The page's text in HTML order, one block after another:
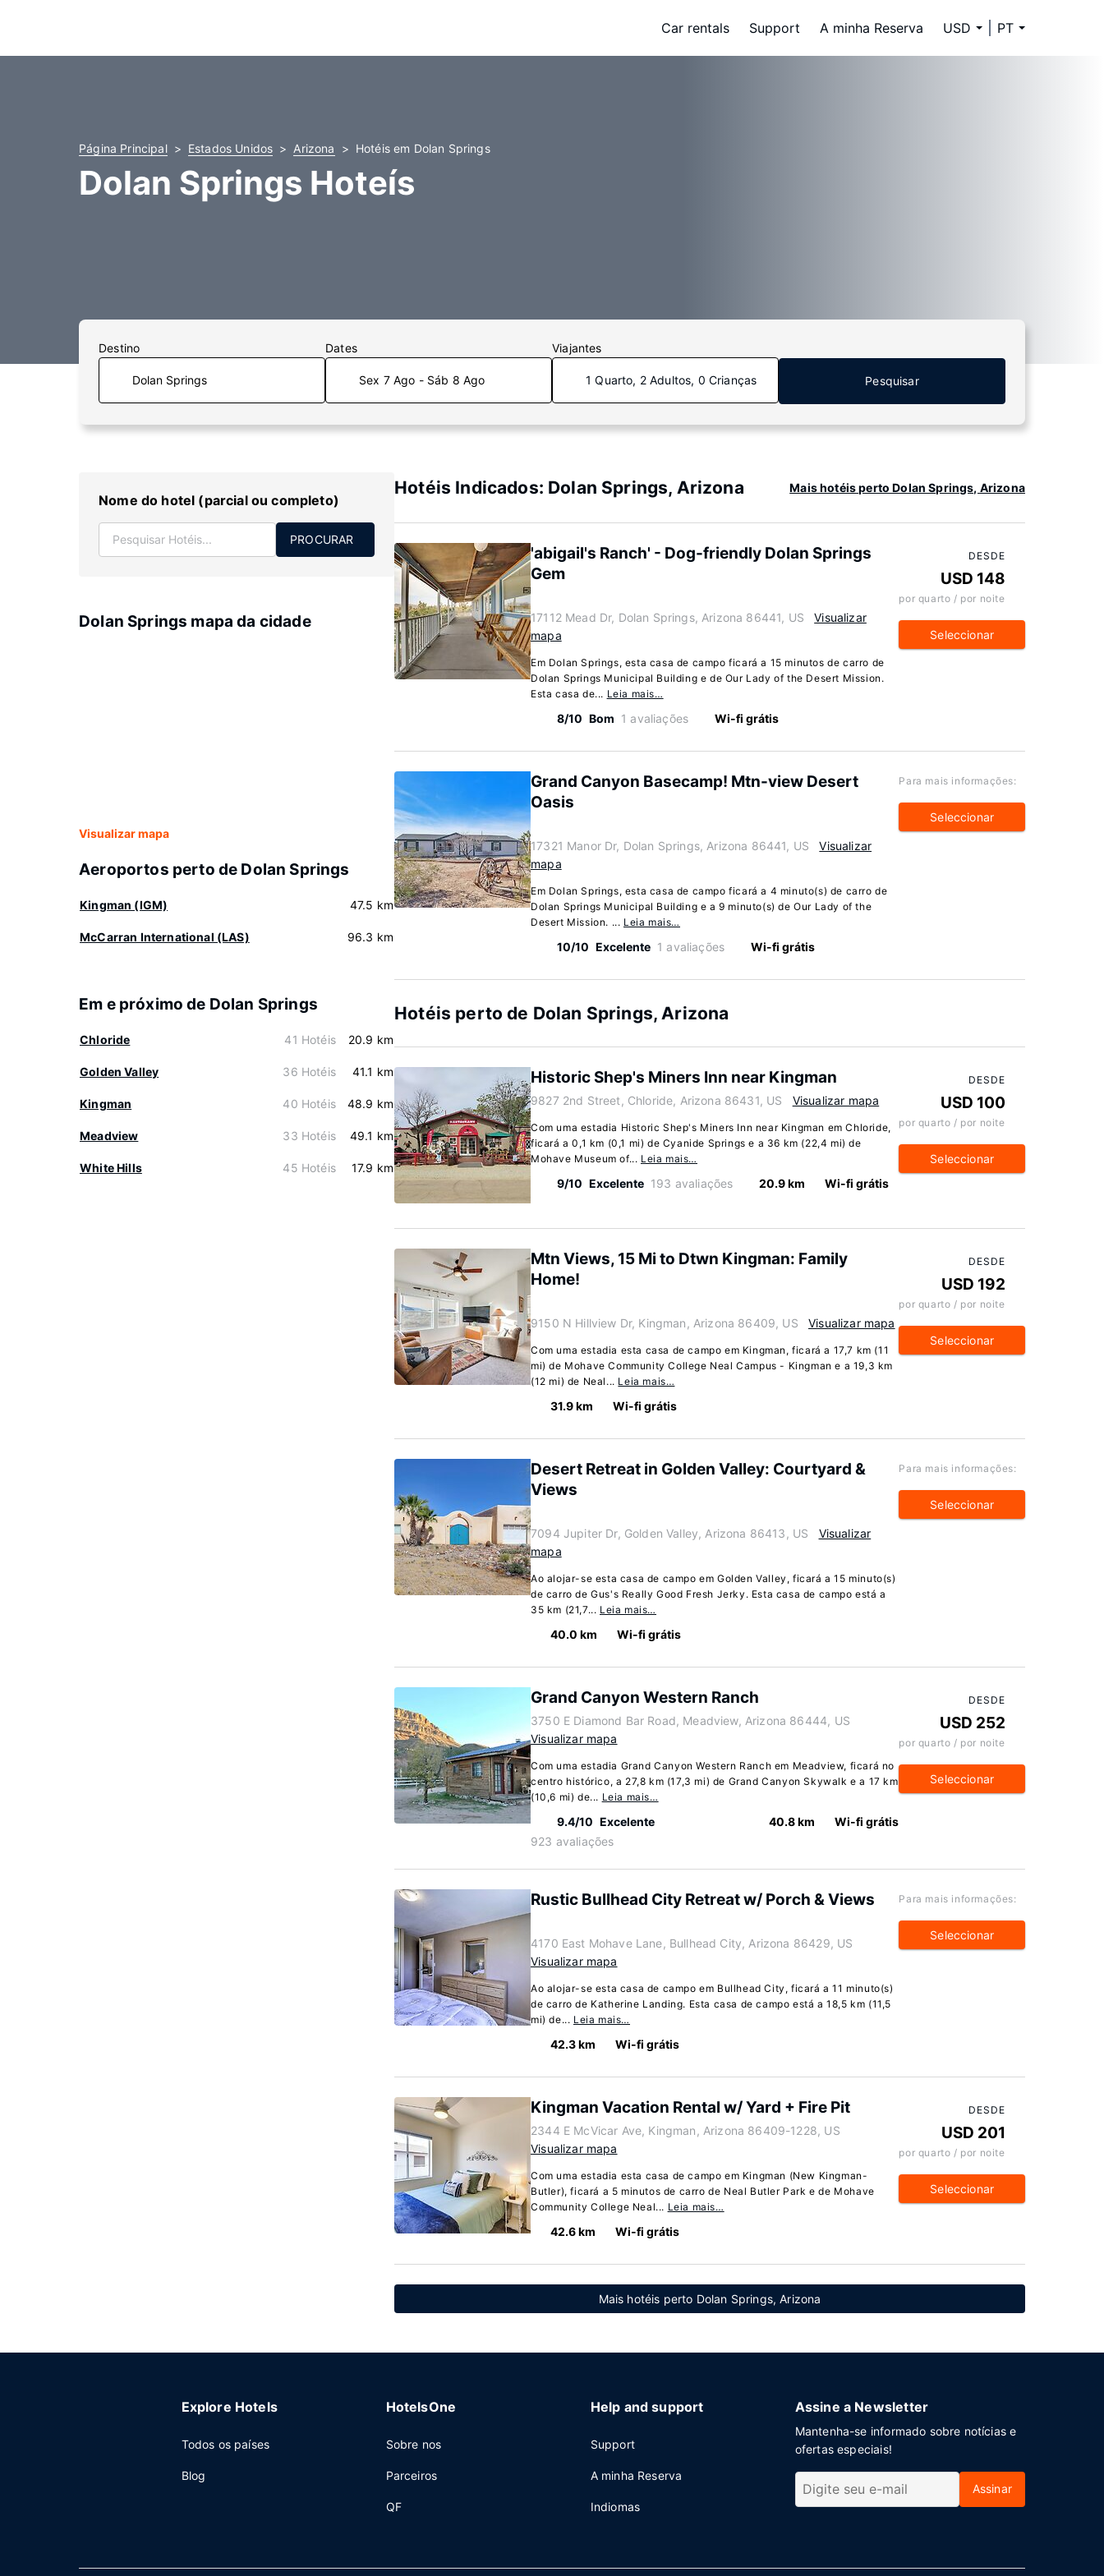
Car rentals Support A minha Reserva USD PT
Página Principal Estados Unidos Arizona Hotéis em Dolan Springs
Dolan Springs Hoteís
Destino Dates
Sex 7 Ago - Sáb 8 Ago
Viajantes
1 Quarto, 2 Adultos, 0 Crianças Pesquisar
Nome do hotel (parcial ou completo)
PROCURAR
Dolan Springs mapa da cidade
Visualizar mapa
Aeroportos perto de Dolan Springs
Kingman (IGM) 47.5 km
McCarran International (LAS) 96.3 km
Em e próximo de Dolan Springs
Chloride 41 Hotéis 20.9 km
Golden Valley 36 Hotéis 41.1 km
Kingman 40 Hotéis 48.9 km
Meadview 33 Hotéis 49.1 km
White Hills 45 Hotéis 17.9 km
Hotéis Indicados: Dolan Springs, Arizona Mais hotéis perto Dolan Springs, Arizona
'abigail's Ranch' - Dog-friendly Dolan Springs
Gem
17112 Mead Dr, Dolan Springs, Arizona 86441, US
Visualizar
mapa
Em Dolan Springs, esta casa de campo ficará a 15 minutos de carro de
Dolan Springs Municipal Building e de Our Lady of the Desert Mission.
Esta casa de... Leia mais…
8/10 Bom 1 avaliações Wi-fi grátis
DESDE
USD 148
por quarto / por noite
Seleccionar
Grand Canyon Basecamp! Mtn-view Desert
Oasis
17321 Manor Dr, Dolan Springs, Arizona 86441, US
Visualizar
mapa
Em Dolan Springs, esta casa de campo ficará a 4 minuto(s) de carro de
Dolan Springs Municipal Building e a 9 minuto(s) de Our Lady of the
Desert Mission. ... Leia mais…
10/10 Excelente 1 avaliações Wi-fi grátis
Para mais informações:
Seleccionar
Hotéis perto de Dolan Springs, Arizona
Historic Shep's Miners Inn near Kingman
9827 2nd Street, Chloride, Arizona 86431, US Visualizar mapa
Com uma estadia Historic Shep's Miners Inn near Kingman em Chloride,
ficará a 0,1 km (0,1 mi) de Cyanide Springs e a 36 km (22,4 mi) de
Mohave Museum of... Leia mais…
9/10 Excelente 193 avaliações 20.9 km Wi-fi grátis
DESDE
USD 100
por quarto / por noite
Seleccionar
Mtn Views, 15 Mi to Dtwn Kingman: Family
Home!
9150 N Hillview Dr, Kingman, Arizona 86409, US Visualizar mapa
Com uma estadia esta casa de campo em Kingman, ficará a 17,7 km (11
mi) de Mohave Community College Neal Campus - Kingman e a 19,3 km
(12 mi) de Neal... Leia mais…
31.9 km Wi-fi grátis
DESDE
USD 192
por quarto / por noite
Seleccionar
Desert Retreat in Golden Valley: Courtyard &
Views
7094 Jupiter Dr, Golden Valley, Arizona 86413, US
Visualizar
mapa
Ao alojar-se esta casa de campo em Golden Valley, ficará a 15 minuto(s)
de carro de Gus's Really Good Fresh Jerky. Esta casa de campo está a
35 km (21,7... Leia mais…
40.0 km Wi-fi grátis
Para mais informações:
Seleccionar
Grand Canyon Western Ranch
3750 E Diamond Bar Road, Meadview, Arizona 86444, US
Visualizar mapa
Com uma estadia Grand Canyon Western Ranch em Meadview, ficará no
centro histórico, a 27,8 km (17,3 mi) de Grand Canyon Skywalk e a 17 km
(10,6 mi) de... Leia mais…
9.4/10 Excelente
923 avaliações
40.8 km Wi-fi grátis
DESDE
USD 252
por quarto / por noite
Seleccionar
Rustic Bullhead City Retreat w/ Porch & Views
4170 East Mohave Lane, Bullhead City, Arizona 86429, US
Visualizar mapa
Ao alojar-se esta casa de campo em Bullhead City, ficará a 11 minuto(s)
de carro de Katherine Landing. Esta casa de campo está a 18,5 km (11,5
mi) de... Leia mais…
42.3 km Wi-fi grátis
Para mais informações:
Seleccionar
Kingman Vacation Rental w/ Yard + Fire Pit
2344 E McVicar Ave, Kingman, Arizona 86409-1228, US
Visualizar mapa
Com uma estadia esta casa de campo em Kingman (New Kingman-
Butler), ficará a 5 minutos de carro de Neal Butler Park e de Mohave
Community College Neal... Leia mais…
42.6 km Wi-fi grátis
DESDE
USD 201
por quarto / por noite
Seleccionar
Mais hotéis perto Dolan Springs, Arizona
Explore Hotels
Todos os países
Blog
HotelsOne
Sobre nos
Parceiros
QF
Help and support
Support
A minha Reserva
Indiomas
Assine a Newsletter
Mantenha-se informado sobre notícias e
ofertas especiais!
Assinar